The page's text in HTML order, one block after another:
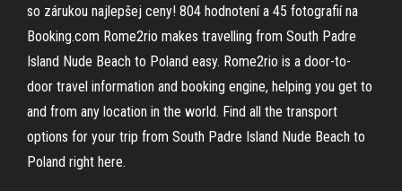
so zárukou najlepšej ceny! 804 hodnotení a 45 fotografií na
Booking.com Rome2rio makes travelling from South Padre
Island Nude Beach to Poland easy. Rome2rio is a door-to-
door travel information and booking engine, helping you get to
and from any location in the world. Find all the transport
options for your trip from South Padre Island Nude Beach to
Poland right here.